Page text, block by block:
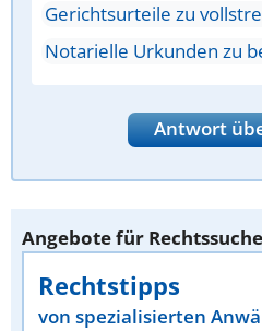
Gerichtsurteile zu
Notarielle Urkunden zu
Antwort
Angebote für
Rechtstipps
von spezialisierten